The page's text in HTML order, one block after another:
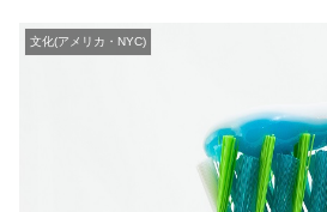
文化(アメリカ・NYC)